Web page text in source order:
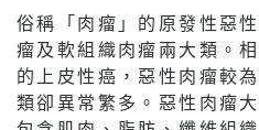
俗稱「肉瘤」的原發性惡
瘤及軟組織肉瘤兩大類。
的上皮性癌，惡性肉瘤較
類卻異常繁多。惡性肉瘤